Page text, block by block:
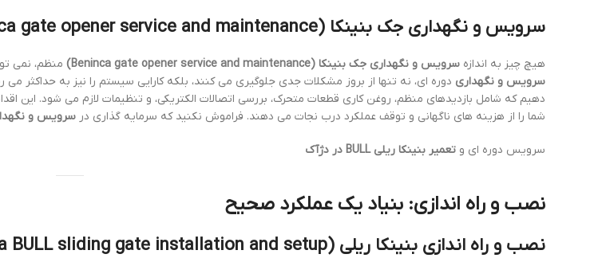
سرویس و نگهداری جک بنینکا (Beninca gate opener service and maintenance): پیشگیری بهتر از درمان
هیچ چیز به اندازه سرویس و نگهداری جک بنینکا (Beninca gate opener service and maintenance)
منظم، نمی
سرویس و نگهداری دوره ای، نه تنها از بروز مشکلات جدی جلوگیری می کنند، بلکه کارایی سیستم را نیز به حداکثر
دهیم که شامل بازدیدهای منظم، روغن کاری قطعات متحرک، بررسی اتصالات الکتریکی، و تنظیمات لازم می شود. این
شما را از هزینه های ناگهانی و توقف عملکرد درب نجات می دهند. فراموش نکنید که سرمایه گذاری در سرویس و
سرویس دوره ای و تعمیر بنینکا ریلی BULL در دژآک
نصب و راه اندازی: بنیاد یک عملکرد صحیح
نصب و راه اندازی بنینکا ریلی BULL (Beninca BULL sliding gate installation and setup): از ابتدا با ما باشید